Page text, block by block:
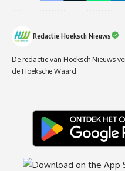
Redactie Hoeksch Nieuws
De redactie van Hoeksch Nieuws
de Hoeksche Waard.